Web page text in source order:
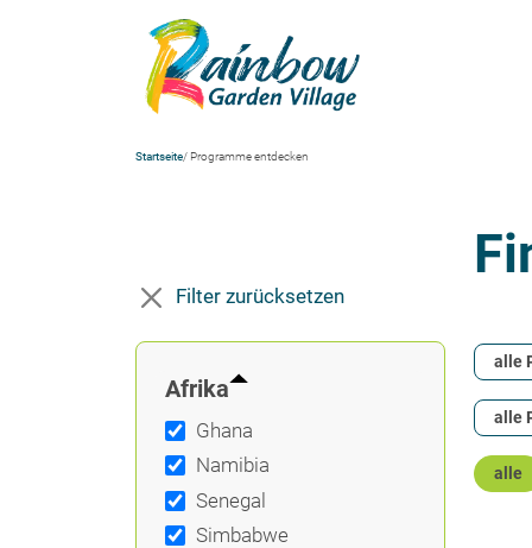
Startseite/ Programme entdecken
alle
alle
alle
Filter zurücksetzen
Afrika
Ghana
Namibia
Senegal
Simbabwe